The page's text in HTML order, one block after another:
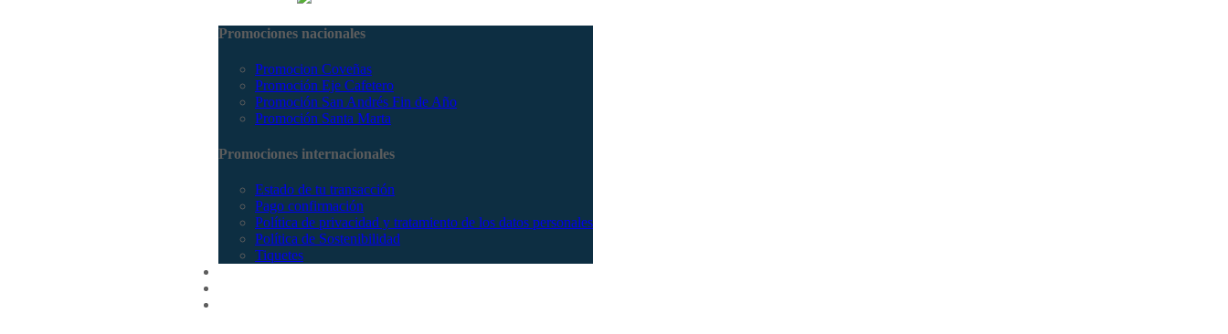
Promociones nacionales
Promocion Coveñas
Promoción Eje Cafetero
Promoción San Andrés Fin de Año
Promoción Santa Marta
Promociones internacionales
Estado de tu transacción
Pago confirmación
Política de privacidad y tratamiento de los datos personales
Política de Sostenibilidad
Tiquetes